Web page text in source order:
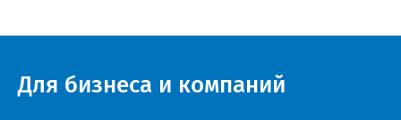
пунктуация авторские). Под обращением есть комментарий
посёлке и работать приходится в сложных условиях горной
местности. «К сожалению, в процессе бурения иногда
Для бизнеса и компаний